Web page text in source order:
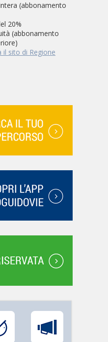
(abbonamento
20%
(abbonamento
il sito di Regione